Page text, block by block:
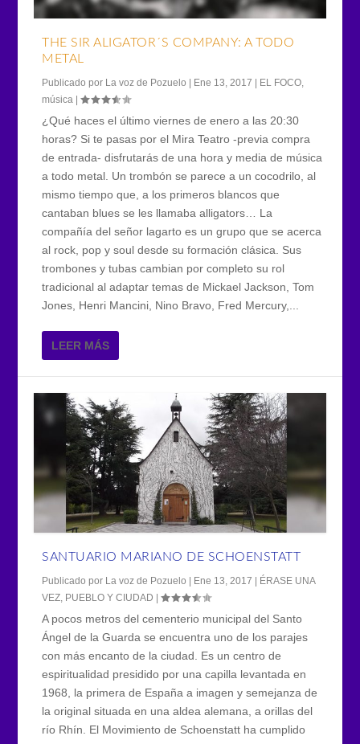
THE SIR ALIGATOR´S COMPANY: A TODO
METAL
Publicado por La voz de Pozuelo Ene 13, 2017 EL FOCO,
música |
¿Qué haces el último viernes de enero a las 20:30
horas? Si te pasas por el Mira Teatro -previa compra
de entrada- disfrutarás de una hora y media de música
a todo metal. Un trombón se parece a un cocodrilo, al
mismo tiempo que, a los primeros blancos que
cantaban blues se les llamaba alligators… La
compañía del señor lagarto es un grupo que se acerca
al rock, pop y soul desde su formación clásica. Sus
trombones y tubas cambian por completo su rol
tradicional al adaptar temas de Mickael Jackson, Tom
Jones, Henri Mancini, Nino Bravo, Fred Mercury,...
LEER MÁS
SANTUARIO MARIANO DE SCHOENSTATT
Publicado por La voz de Pozuelo Ene 13, 2017
ÉRASE UNA
VEZ, PUEBLO Y CIUDAD |
A pocos metros del cementerio municipal del Santo
Ángel de la Guarda se encuentra uno de los parajes
con más encanto de la ciudad. Es un centro de
espiritualidad presidido por una capilla levantada en
1968, la primera de España a imagen y semejanza de
la original situada en una aldea alemana, a orillas del
río Rhín. El Movimiento de Schoenstatt ha cumplido